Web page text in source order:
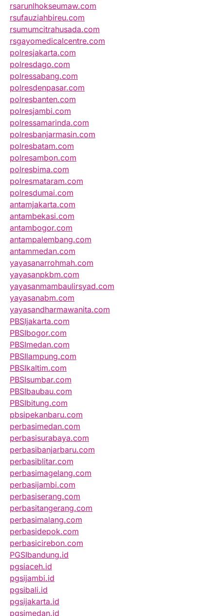
rsarunlhokseumaw.com
rsufauziahbireu.com
rsumumcitrahusada.com
rsgayomedicalcentre.com
polresjakarta.com
polresdago.com
polressabang.com
polresdenpasar.com
polresbanten.com
polresjambi.com
polressamarinda.com
polresbanjarmasin.com
polresbatam.com
polresambon.com
polresbima.com
polresmataram.com
polresdumai.com
antamjakarta.com
antambekasi.com
antambogor.com
antampalembang.com
antammedan.com
yayasanarrohmah.com
yayasanpkbm.com
yayasanmambaulirsyad.com
yayasanabm.com
yayasandharmawanita.com
PBSIjakarta.com
PBSIbogor.com
PBSImedan.com
PBSIlampung.com
PBSIkaltim.com
PBSIsumbar.com
PBSIbaubau.com
PBSIbitung.com
pbsipekanbaru.com
perbasimedan.com
perbasisurabaya.com
perbasibanjarbaru.com
perbasiblitar.com
perbasimagelang.com
perbasijambi.com
perbasiserang.com
perbasitangerang.com
perbasimalang.com
perbasidepok.com
perbasicirebon.com
PGSIbandung.id
pgsiaceh.id
pgsijambi.id
pgsibali.id
pgsijakarta.id
pgsimedan.id